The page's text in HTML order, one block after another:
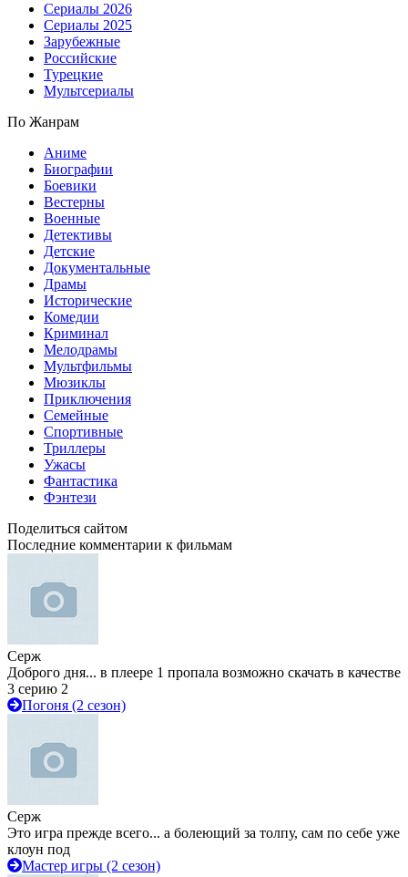
Сериалы 2026
Сериалы 2025
Зарубежные
Российские
Турецкие
Мультсериалы
По Жанрам
Аниме
Биографии
Боевики
Вестерны
Военные
Детективы
Детские
Документальные
Драмы
Исторические
Комедии
Криминал
Мелодрамы
Мультфильмы
Мюзиклы
Приключения
Семейные
Спортивные
Триллеры
Ужасы
Фантастика
Фэнтези
Поделиться сайтом
Последние комментарии к фильмам
Серж
Доброго дня... в плеере 1 пропала возможно скачать в качестве
3 серию 2
Погоня (2 сезон)
Серж
Это игра прежде всего... а болеющий за толпу, сам по себе уже
клоун под
Мастер игры (2 сезон)